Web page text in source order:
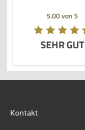
5.00 von 5
SEHR GUT
Kontakt